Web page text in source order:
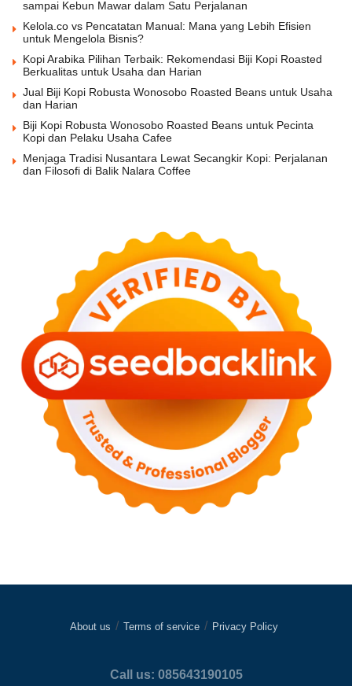
sampai Kebun Mawar dalam Satu Perjalanan
Kelola.co vs Pencatatan Manual: Mana yang Lebih Efisien
untuk Mengelola Bisnis?
Kopi Arabika Pilihan Terbaik: Rekomendasi Biji Kopi Roasted
Berkualitas untuk Usaha dan Harian
Jual Biji Kopi Robusta Wonosobo Roasted Beans untuk Usaha
dan Harian
Biji Kopi Robusta Wonosobo Roasted Beans untuk Pecinta
Kopi dan Pelaku Usaha Cafee
Menjaga Tradisi Nusantara Lewat Secangkir Kopi: Perjalanan
dan Filosofi di Balik Nalara Coffee
About us Terms of service Privacy Policy
Call us: 085643190105